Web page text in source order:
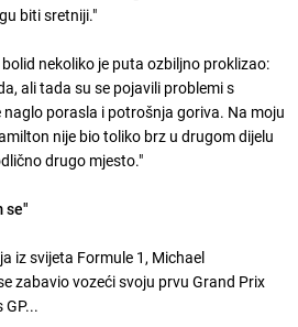
biti sretniji."
nekoliko je puta ozbiljno proklizao:
ali tada su se pojavili problemi s
porasla i potrošnja goriva. Na moju
nije bio toliko brz u drugom dijelu
drugo mjesto."
se"
iz svijeta Formule 1, Michael
zabavio vozeći svoju prvu Grand Prix